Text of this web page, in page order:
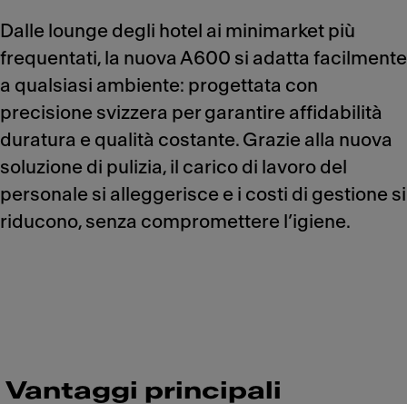
Dalle lounge degli hotel ai minimarket più
frequentati, la nuova A600 si adatta facilmente
a qualsiasi ambiente: progettata con
precisione svizzera per garantire affidabilità
duratura e qualità costante. Grazie alla nuova
soluzione di pulizia, il carico di lavoro del
personale si alleggerisce e i costi di gestione si
riducono, senza compromettere l’igiene.
Vantaggi principali